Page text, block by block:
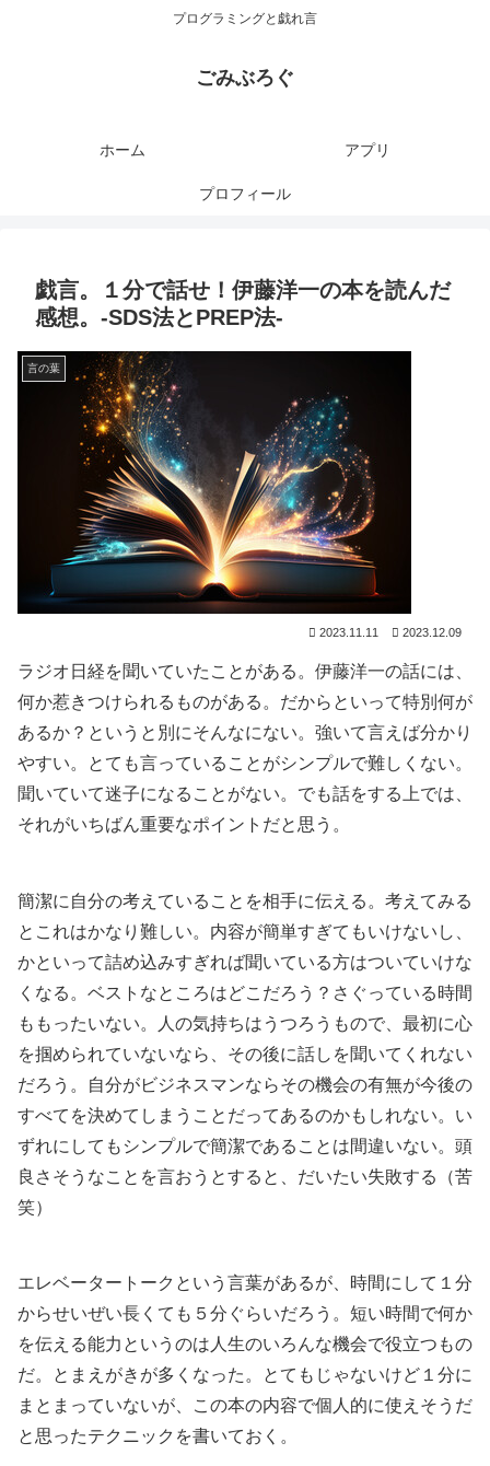
プログラミングと戯れ言
ごみぶろぐ
ホーム アプリ
プロフィール
戯言。１分で話せ！伊藤洋一の本を読んだ
感想。-SDS法とPREP法-
言の葉
2023.11.11 2023.12.09
ラジオ日経を聞いていたことがある。伊藤洋一の話には、
何か惹きつけられるものがある。だからといって特別何が
あるか？というと別にそんなにない。強いて言えば分かり
やすい。とても言っていることがシンプルで難しくない。
聞いていて迷子になることがない。でも話をする上では、
それがいちばん重要なポイントだと思う。
簡潔に自分の考えていることを相手に伝える。考えてみる
とこれはかなり難しい。内容が簡単すぎてもいけないし、
かといって詰め込みすぎれば聞いている方はついていけな
くなる。ベストなところはどこだろう？さぐっている時間
ももったいない。人の気持ちはうつろうもので、最初に心
を掴められていないなら、その後に話しを聞いてくれない
だろう。自分がビジネスマンならその機会の有無が今後の
すべてを決めてしまうことだってあるのかもしれない。い
ずれにしてもシンプルで簡潔であることは間違いない。頭
良さそうなことを言おうとすると、だいたい失敗する（苦
笑）
エレベータートークという言葉があるが、時間にして１分
からせいぜい長くても５分ぐらいだろう。短い時間で何か
を伝える能力というのは人生のいろんな機会で役立つもの
だ。とまえがきが多くなった。とてもじゃないけど１分に
まとまっていないが、この本の内容で個人的に使えそうだ
と思ったテクニックを書いておく。